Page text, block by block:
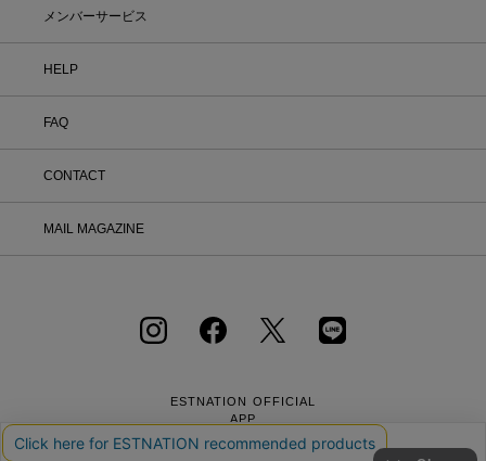
メンバーサービス
HELP
FAQ
CONTACT
MAIL MAGAZINE
ESTNATION OFFICIAL
APP